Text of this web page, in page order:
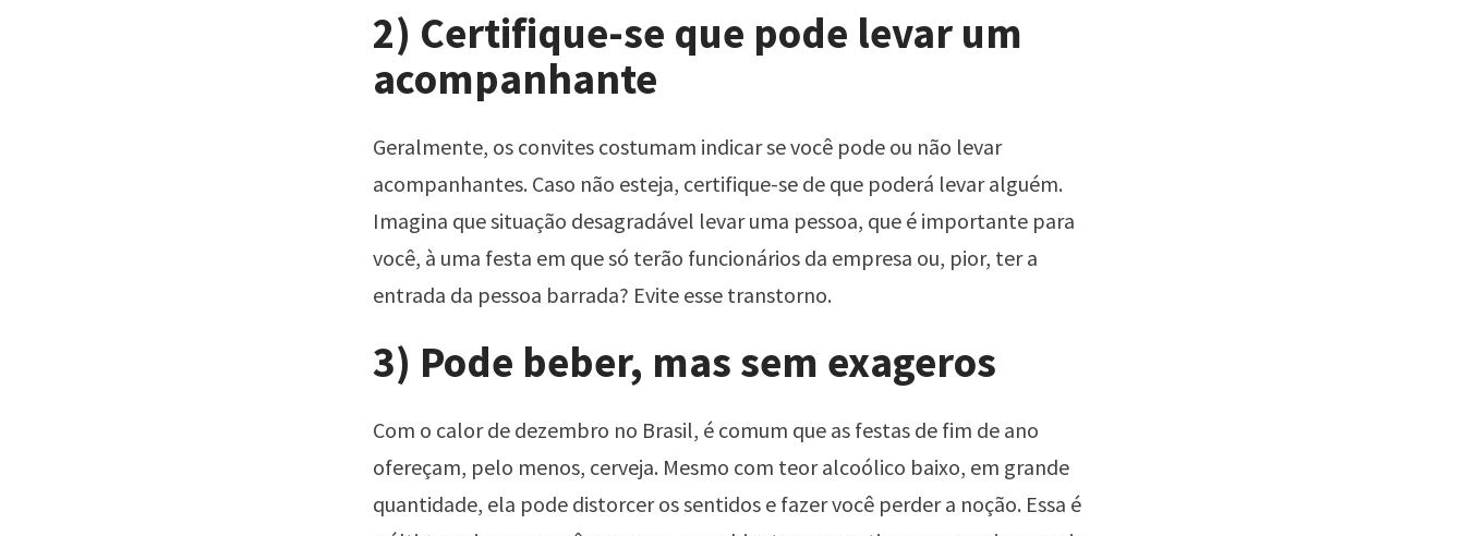
2) Certifique-se que pode levar um
acompanhante
Geralmente, os convites costumam indicar se você pode ou não levar
acompanhantes. Caso não esteja, certifique-se de que poderá levar alguém.
Imagina que situação desagradável levar uma pessoa, que é importante para
você, à uma festa em que só terão funcionários da empresa ou, pior, ter a
entrada da pessoa barrada? Evite esse transtorno.
3) Pode beber, mas sem exageros
Com o calor de dezembro no Brasil, é comum que as festas de fim de ano
ofereçam, pelo menos, cerveja. Mesmo com teor alcoólico baixo, em grande
quantidade, ela pode distorcer os sentidos e fazer você perder a noção. Essa é